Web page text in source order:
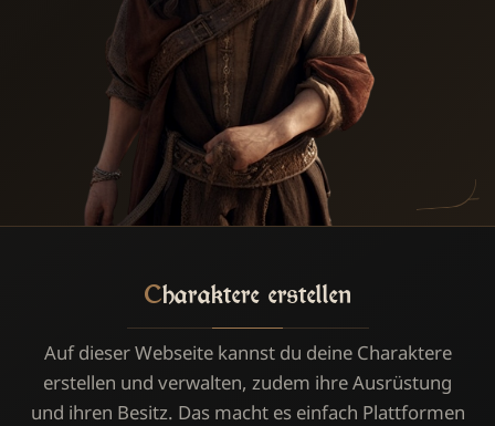
Charaktere erstellen
Auf dieser Webseite kannst du deine Charaktere
erstellen und verwalten, zudem ihre Ausrüstung
und ihren Besitz. Das macht es einfach Plattformen